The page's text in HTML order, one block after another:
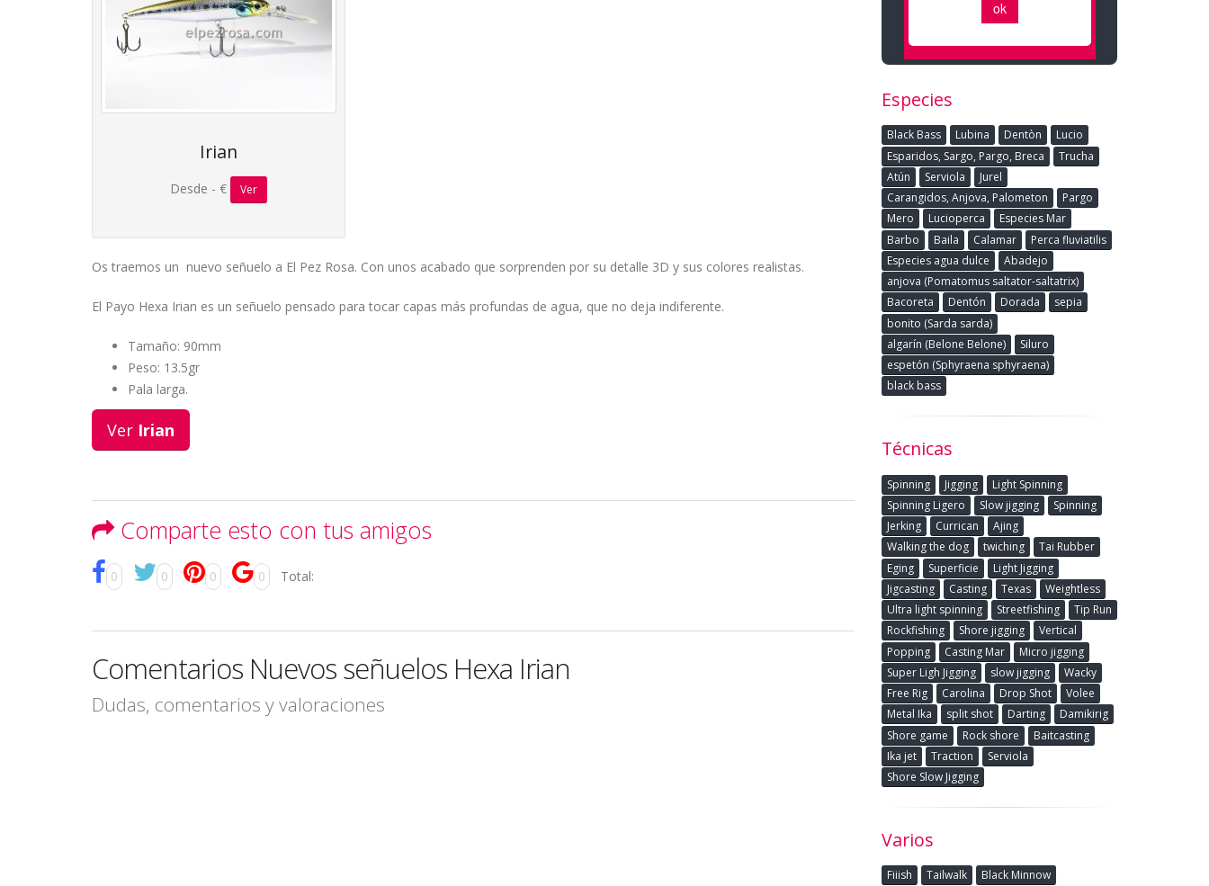
Irian
Desde - € Ver
Os traemos un nuevo señuelo a El Pez Rosa. Con unos acabado que sorprenden por su detalle 3D y sus colores realistas.
El Payo Hexa Irian es un señuelo pensado para tocar capas más profundas de agua, que no deja indiferente.
Tamaño: 90mm
Peso: 13.5gr
Pala larga.
Ver Irian
Comparte esto con tus amigos
0 0 0 0 Total:
Comentarios Nuevos señuelos Hexa Irian
Dudas, comentarios y valoraciones
Especies
Black Bass Lubina Dentòn
Lucio
Esparidos, Sargo, Pargo, Breca
Trucha
Atún
Serviola
Jurel
Carangidos, Anjova, Palometon
Pargo
Mero
Lucioperca
Especies Mar
Barbo
Baila Calamar
Perca fluviatilis
Especies agua dulce
Abadejo
anjova (Pomatomus saltator-saltatrix)
Bacoreta
Dentón Dorada
sepia
bonito (Sarda sarda)
algarín (Belone Belone)
Siluro
espetón (Sphyraena sphyraena)
black bass
Técnicas
Spinning Jigging
Light Spinning
Spinning Ligero
Slow jigging
Spinning
Jerking
Currican
Ajing
Walking the dog
twiching
Tai Rubber
Eging
Superficie
Light Jigging
Jigcasting
Casting Texas
Weightless
Ultra light spinning
Streetfishing
Tip Run
Rockfishing
Shore jigging
Vertical
Popping
Casting Mar
Micro jigging
Super Ligh Jigging
slow jigging
Wacky
Free Rig
Carolina Drop Shot
Volee
Metal Ika
split shot Darting
Damikirig
Shore game
Rock shore
Baitcasting
Ika jet
Traction
Serviola
Shore Slow Jigging
Varios
Fiiish Tailwalk
Black Minnow